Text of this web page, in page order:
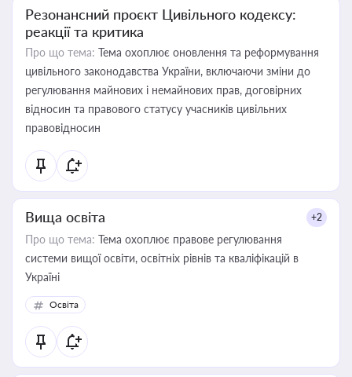
Резонансний проєкт Цивільного кодексу:
реакції та критика
Про що тема: Тема охоплює оновлення та реформування
цивільного законодавства України, включаючи зміни до
регулювання майнових і немайнових прав, договірних
відносин та правового статусу учасників цивільних
правовідносин
Вища освіта +2
Про що тема: Тема охоплює правове регулювання
системи вищої освіти, освітніх рівнів та кваліфікацій в
Україні
Освіта